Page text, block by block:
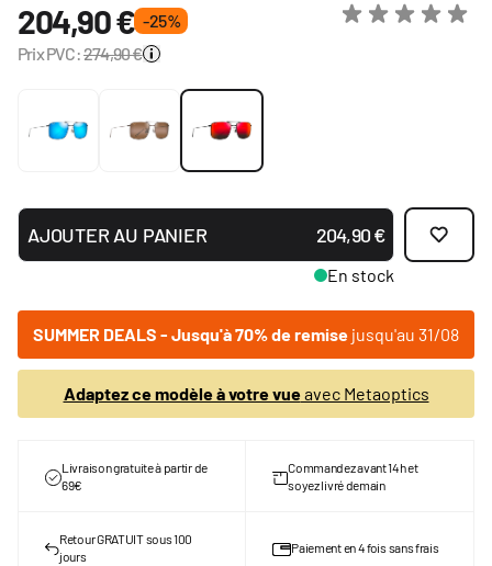
204,90 € - 25 %
Prix PVC:274,90 €
AJOUTER AU PANIER 204,90 €
En stock
SUMMER DEALS - Jusqu'à 70% de remise jusqu'au 31/08
Adaptez ce modèle à votre vueavec Metaoptics
Livraison gratuite à partir de
69€
Commandez avant 14h et
soyez livré demain
Retour GRATUIT sous 100
jours
Paiement en 4 fois sans frais